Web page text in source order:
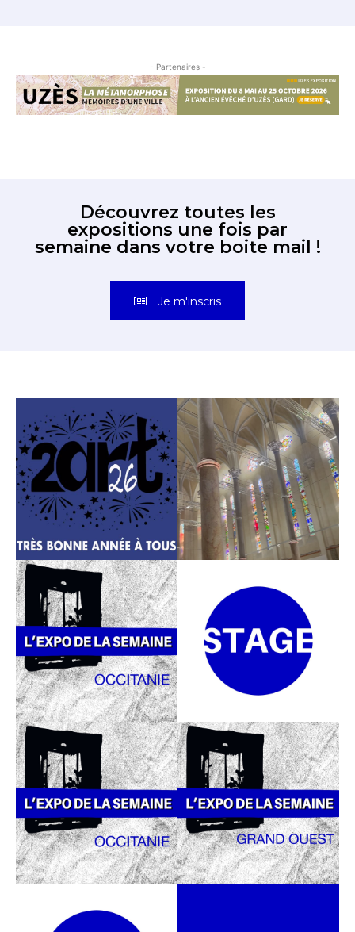
- Partenaires -
Découvrez toutes les
expositions une fois par
semaine dans votre boite mail !
Je m'inscris